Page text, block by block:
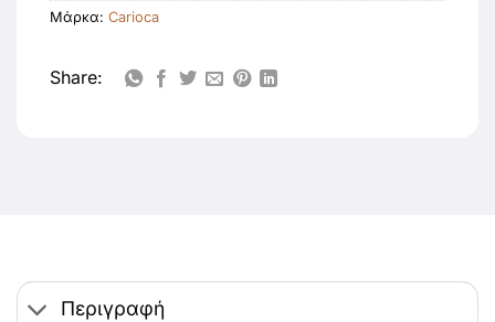
Μάρκα: Carioca
Share:
Περιγραφή